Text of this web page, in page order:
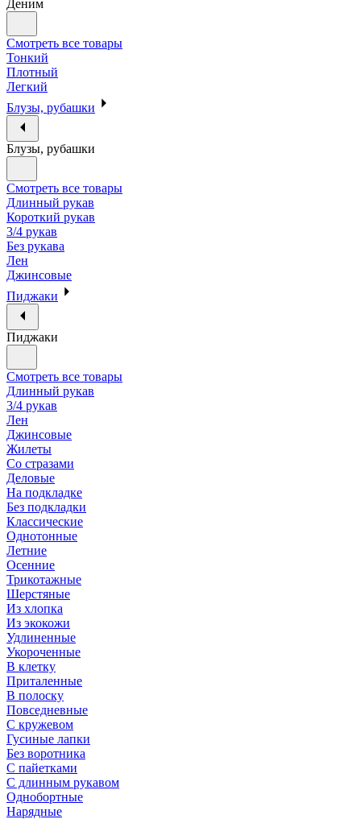
Деним
Смотреть все товары
Тонкий
Плотный
Легкий
Блузы, рубашки
Блузы, рубашки
Смотреть все товары
Длинный рукав
Короткий рукав
3/4 рукав
Без рукава
Лен
Джинсовые
Пиджаки
Пиджаки
Смотреть все товары
Длинный рукав
3/4 рукав
Лен
Джинсовые
Жилеты
Со стразами
Деловые
На подкладке
Без подкладки
Классические
Однотонные
Летние
Осенние
Трикотажные
Шерстяные
Из хлопка
Из экокожи
Удлиненные
Укороченные
В клетку
Приталенные
В полоску
Повседневные
С кружевом
Гусиные лапки
Без воротника
С пайетками
С длинным рукавом
Однобортные
Нарядные